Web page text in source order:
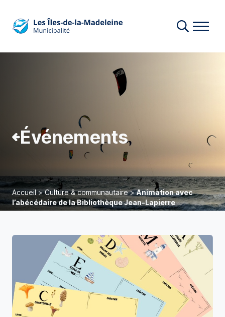
Événements
Accueil>Culture & communautaire>Animation avec
l’abécédaire de la Bibliothèque Jean-Lapierre